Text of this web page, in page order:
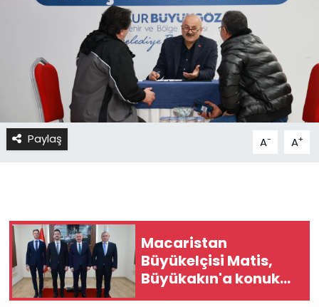
Paylaş A- A+
Macaristan
Büyükelçisi Matis,
Büyükakın'a konuk
oldu